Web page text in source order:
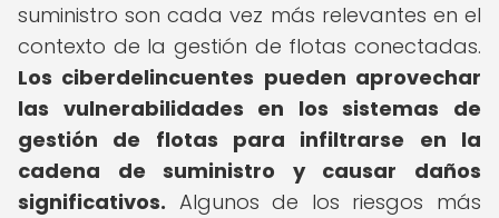
suministro son cada vez más relevantes en el
contexto de la gestión de flotas conectadas.
Los ciberdelincuentes pueden aprovechar
las vulnerabilidades en los sistemas de
gestión de flotas para infiltrarse en la
cadena de suministro y causar daños
significativos. Algunos de los riesgos más